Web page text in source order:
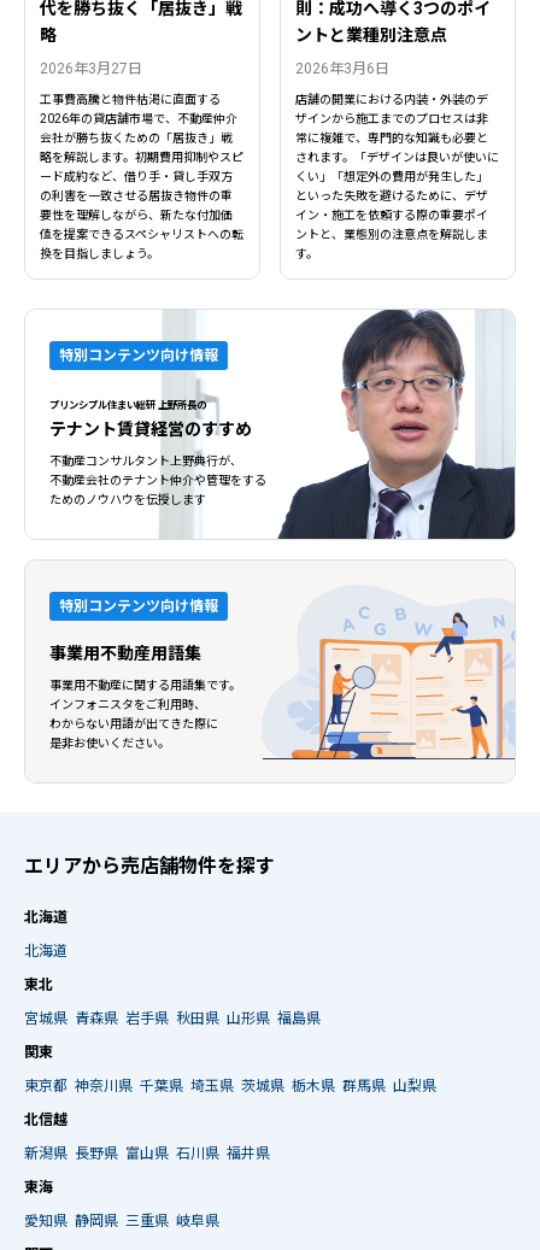
閉じる
閉じる
代を勝ち抜く「居抜き」戦
略
2026年3月27日
工事費高騰と物件枯渇に直面する
2026年の貸店舗市場で、不動産仲介
会社が勝ち抜くための「居抜き」戦
略を解説します。初期費用抑制やスピ
ード成約など、借り手・貸し手双方
の利害を一致させる居抜き物件の重
要性を理解しながら、新たな付加価
値を提案できるスペシャリストへの転
換を目指しましょう。
則：成功へ導く3つのポイ
ントと業種別注意点
2026年3月6日
店舗の開業における内装・外装のデ
ザインから施工までのプロセスは非
常に複雑で、専門的な知識も必要と
されます。「デザインは良いが使いに
くい」「想定外の費用が発生した」
といった失敗を避けるために、デザ
イン・施工を依頼する際の重要ポイ
ントと、業態別の注意点を解説しま
す。
特別コンテンツ向け情報
プリンシプル住まい総研 上野所長の
テナント賃貸経営のすすめ
不動産コンサルタント上野典行が、
不動産会社のテナント仲介や管理をする
ためのノウハウを伝授します
特別コンテンツ向け情報
事業用不動産用語集
事業用不動産に関する用語集です。
インフォニスタをご利用時、
わからない用語が出てきた際に
是非お使いください。
エリアから売店舗物件を探す
北海道
北海道
東北
宮城県 青森県 岩手県 秋田県 山形県 福島県
関東
東京都 神奈川県 千葉県 埼玉県 茨城県 栃木県 群馬県 山梨県
北信越
新潟県 長野県 富山県 石川県 福井県
東海
愛知県 静岡県 三重県 岐阜県